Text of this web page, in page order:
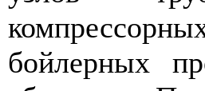
бойлерных